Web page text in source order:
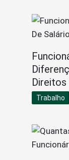
Direitos
Trabalho